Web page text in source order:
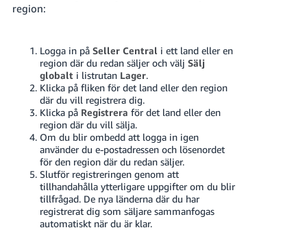
region:
Logga in på Seller Central i ett land eller en
region där du redan säljer och välj Sälj
globalti listrutan Lager.
Klicka på fliken för det land eller den region
där du vill registrera dig.
Klicka på Registrera för det land eller den
region där du vill sälja.
Om du blir ombedd att logga in igen
använder du e-postadressen och lösenordet
för den region där du redan säljer.
Slutför registreringen genom att
tillhandahålla ytterligare uppgifter om du blir
tillfrågad. De nya länderna där du har
registrerat dig som säljare sammanfogas
automatiskt när du är klar.